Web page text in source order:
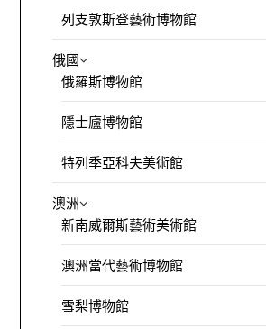
列支敦斯登藝術博物館
俄國
俄羅斯博物館
隱士廬博物館
特列季亞科夫美術館
澳洲
新南威爾斯藝術美術館
澳洲當代藝術博物館
雪梨博物館